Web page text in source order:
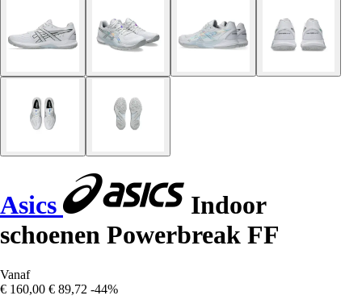
Asics
Indoor
schoenen Powerbreak FF
Vanaf
€ 160,00 € 89,72 -44%